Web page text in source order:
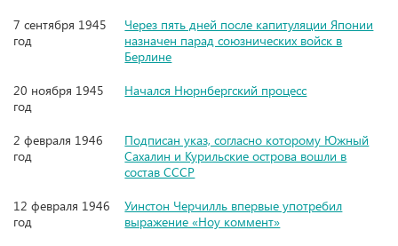
7 сентября 1945
год
Через пять дней после капитуляции Японии
назначен парад союзнических войск в
Берлине
20 ноября 1945
год
Начался Нюрнбергский процесс
2 февраля 1946
год
Подписан указ, согласно которому Южный
Сахалин и Курильские острова вошли в
состав СССР
12 февраля 1946
год
Уинстон Черчилль впервые употребил
выражение «Ноу коммент»